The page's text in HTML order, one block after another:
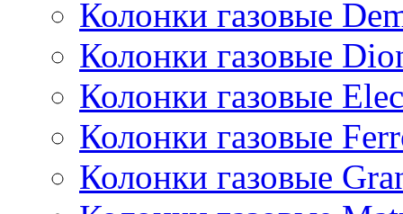
Колонки газовые
Колонки газовые
Колонки газовые
Колонки газовые
Колонки газовые